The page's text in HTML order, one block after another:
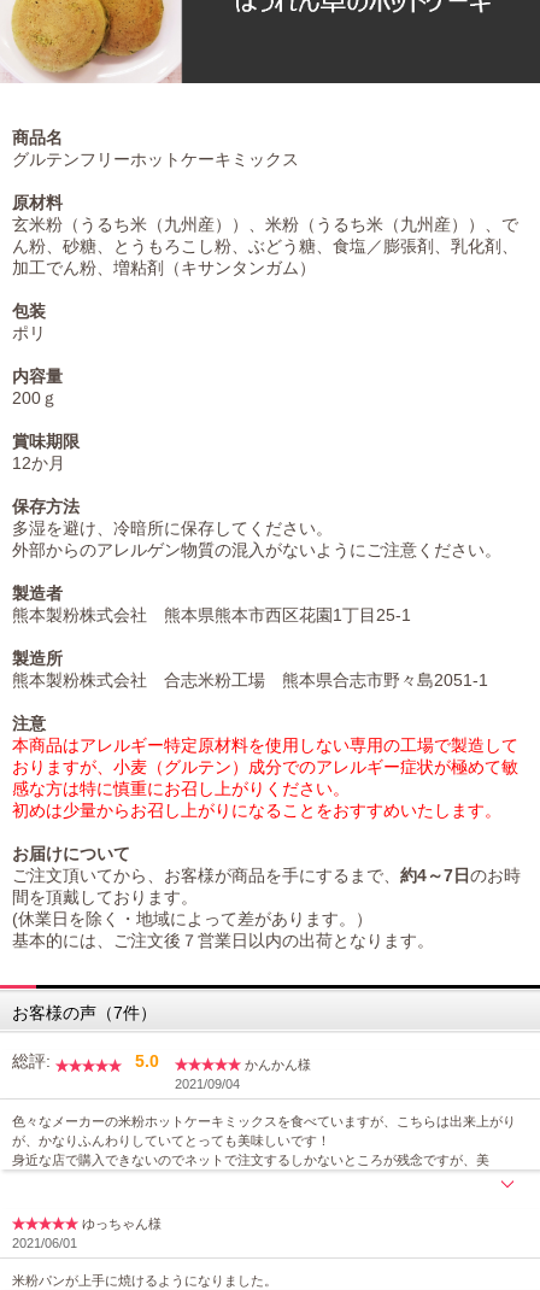
商品名
グルテンフリーホットケーキミックス
原材料
玄米粉（うるち米（九州産））、米粉（うるち米（九州産））、で
ん粉、砂糖、とうもろこし粉、ぶどう糖、食塩／膨張剤、乳化剤、
加工でん粉、増粘剤（キサンタンガム）
包装
ポリ
内容量
200ｇ
賞味期限
12か月
保存方法
多湿を避け、冷暗所に保存してください。
外部からのアレルゲン物質の混入がないようにご注意ください。
製造者
熊本製粉株式会社 熊本県熊本市西区花園1丁目25-1
製造所
熊本製粉株式会社 合志米粉工場 熊本県合志市野々島2051-1
注意
本商品はアレルギー特定原材料を使用しない専用の工場で製造して
おりますが、小麦（グルテン）成分でのアレルギー症状が極めて敏
感な方は特に慎重にお召し上がりください。
初めは少量からお召し上がりになることをおすすめいたします。
お届けについて
ご注文頂いてから、お客様が商品を手にするまで、 約4～7日のお時
間を頂戴しております。
(休業日を除く・地域によって差があります。）
基本的には、ご注文後７営業日以内の出荷となります。
お客様の声（7件）
総評: 5.0
かんかん様
2021/09/04
色々なメーカーの米粉ホットケーキミックスを食べていますが、こちらは出来上がり
が、かなりふんわりしていてとっても美味しいです！
身近な店で購入できないのでネットで注文するしかないところが残念ですが、美
ゆっちゃん様
2021/06/01
米粉パンが上手に焼けるようになりました。